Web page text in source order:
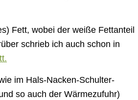
Fett, wobei der weiße Fettanteil
schrieb ich auch schon in
im Hals-Nacken-Schulter-
so auch der Wärmezufuhr)